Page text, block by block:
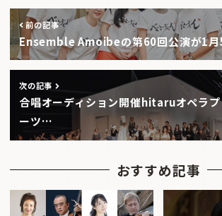
前の記事
Ensemble Amoibeの第60回公演が1
次の記事
合唱オーディション開催hitaruオペラ
ーツ…
おすすめ記事